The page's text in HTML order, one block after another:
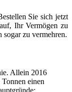
Sie sich jetzt
Ihr Vermögen zu
sogar zu vermehren.
Allein 2016
einen